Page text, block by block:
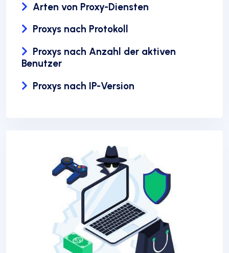
Arten von Proxy-Diensten
Proxys nach Protokoll
Proxys nach Anzahl der aktiven
Benutzer
Proxys nach IP-Version